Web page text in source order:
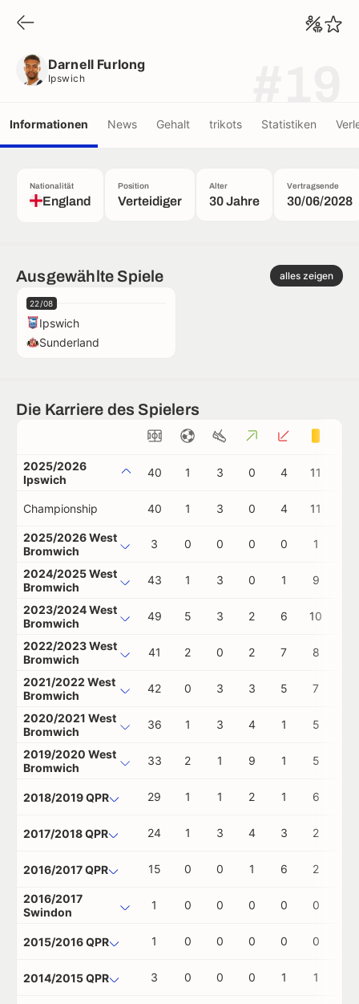
Darnell Furlong
Ipswich
Informationen News Gehalt trikots Statistiken
Nationalität
England
Position
Verteidiger
Alter
30 Jahre
Vertragsende
30/06/2028
Ausgewählte Spiele alles zeigen
22/08
Ipswich
Sunderland
Die Karriere des Spielers
2025/2026
Ipswich
40 1 3 0 4 11
Championship 40 1 3 0 4 11
2025/2026 West
Bromwich
3 0 0 0 0 1
2024/2025 West
Bromwich
43 1 3 0 1 9
2023/2024 West
Bromwich
49 5 3 2 6 10
2022/2023 West
Bromwich
41 2 0 2 7 8
2021/2022 West
Bromwich
42 0 3 3 5 7
2020/2021 West
Bromwich
36 1 3 4 1 5
2019/2020 West
Bromwich
33 2 1 9 1 5
2018/2019 QPR 29 1 1 2 1 6
2017/2018 QPR 24 1 3 4 3 2
2016/2017 QPR 15 0 0 1 6 2
2016/2017
Swindon
1 0 0 0 0 0
2015/2016 QPR 1 0 0 0 0 0
2014/2015 QPR 3 0 0 0 1 1